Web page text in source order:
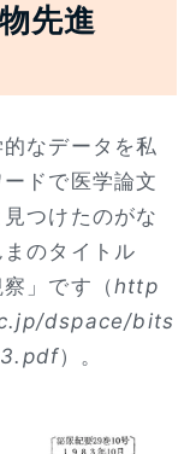
先進
なデータを私
ドで医学論文
つけたのがな
のタイトル
」です（http
dspace/bits
）。